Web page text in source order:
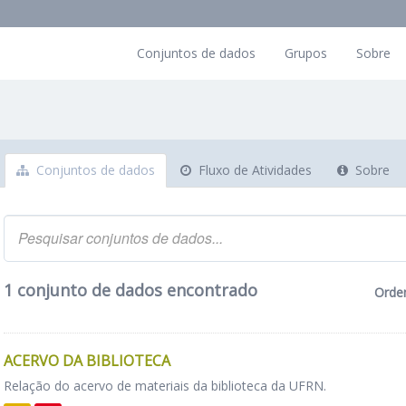
Conjuntos de dados Grupos Sobre
Conjuntos de dados Fluxo de Atividades Sobre
1 conjunto de dados encontrado
ACERVO DA BIBLIOTECA
Relação do acervo de materiais da biblioteca da UFRN.